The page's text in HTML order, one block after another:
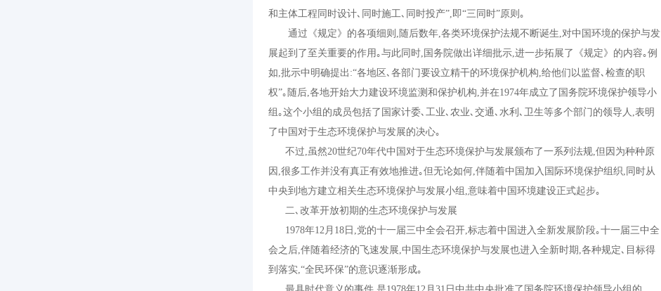
和主体工程同时设计､同时施工､同时投产”, 即“三同时”原则｡
通过《规定》的各项细则 随后数年 ,各类环境保护法规不断诞生 对中国环境的保护与发
展起到了至关重要的作用｡与此同时 国务院做出详细批示 ,进一步拓展了《规定》的内容｡例
如 ,批示中明确提出 :“各地区､各部门要设立精干的环境保护机构 ,给他们以监督､检查的职
权”｡随后 ,各地开始大力建设环境监测和保护机构 并在1974年成立了国务院环境保护领导小
组｡这个小组的成员包括了国家计委､工业､农业､交通､水利､卫生等多个部门的领导人 ,表明
了中国对于生态环境保护与发展的决心｡
不过 虽然20世纪70年代中国对于生态环境保护与发展颁布了一系列法规 ,但因为种种原
因 ,很多工作并没有真正有效地推进｡但无论如何 ,伴随着中国加入国际环境保护组织 同时从
中央到地方建立相关生态环境保护与发展小组 ,意味着中国环境建设正式起步｡
二､改革开放初期的生态环境保护与发展
1978年12 月 18 日 党的十一届三中全会召开 ,标志着中国进入全新发展阶段｡十一届三中全
会之后 ,伴随着经济的飞速发展 ,中国生态环境保护与发展也进入全新时期 ,各种规定､目标得
到落实 ,“全民环保”的意识逐渐形成｡